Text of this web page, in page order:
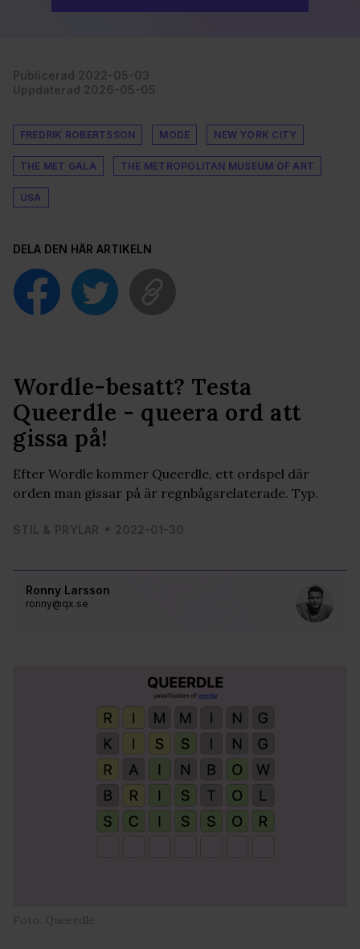
Publicerad 2022-05-03
Uppdaterad 2026-05-05
FREDRIK ROBERTSSON MODE NEW YORK CITY
THE MET GALA THE METROPOLITAN MUSEUM OF ART
USA
DELA DEN HÄR ARTIKELN
Ronny Larsson
ronny@qx.se
Wordle-besatt? Testa
Queerdle - queera ord att
gissa på!
Efter Wordle kommer Queerdle, ett ordspel där
orden man gissar på är regnbågsrelaterade. Typ.
STIL & PRYLAR 2022-01-30
Foto: Queerdle